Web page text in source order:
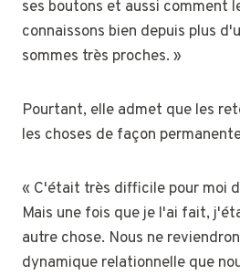
ses boutons et aussi comment
connaissons bien depuis plus
sommes très proches. »
Pourtant, elle admet que les
les choses de façon
« C'était très difficile pour moi
Mais une fois que je l'ai fait,
autre chose. Nous ne
dynamique relationnelle que